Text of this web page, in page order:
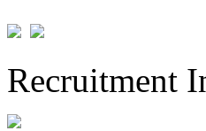
Recruitment